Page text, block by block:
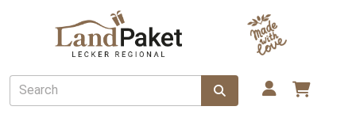
Search